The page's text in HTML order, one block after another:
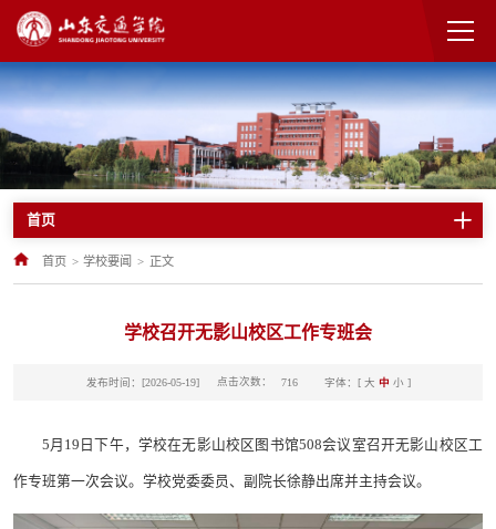
首页
首页 > 学校要闻 > 正文
学校召开无影山校区工作专班会
发布时间：[2026-05-19] 点击次数： 716 字体：[ 大 中 小]
5月19日下午，学校在无影山校区图书馆508会议室召开无影山校区工
作专班第一次会议。学校党委委员、副院长徐静出席并主持会议。